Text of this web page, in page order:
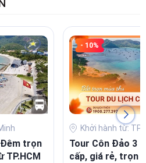
Đêm trọn
TP.HCM
- 10%
Khởi hành từ: TP
Tour Côn Đảo 3
cấp, giá rẻ, trọn